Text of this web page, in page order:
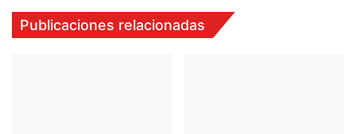
Publicaciones relacionadas